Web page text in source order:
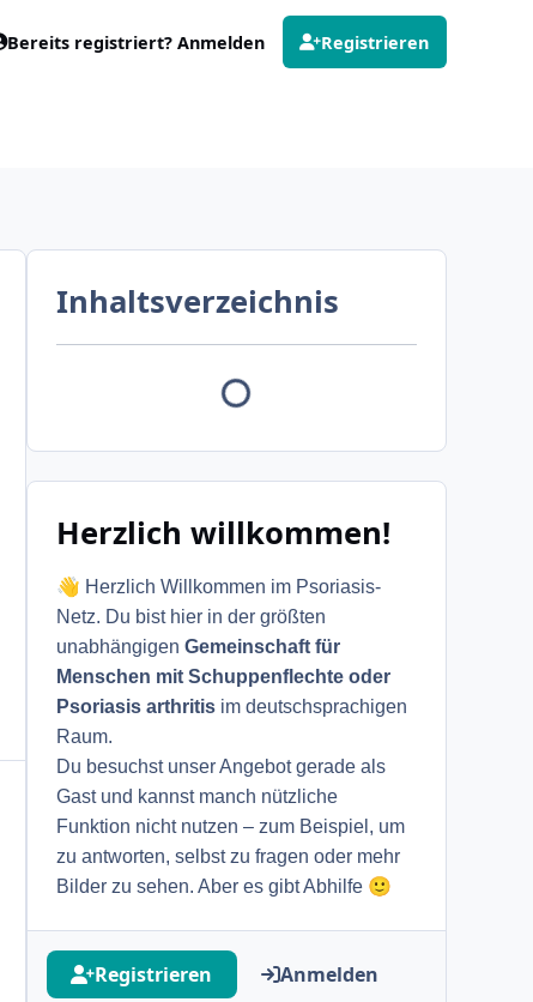
Bereits registriert? Anmelden Registrieren
Inhaltsverzeichnis
Herzlich willkommen!
👋 Herzlich Willkommen im Psoriasis-
Netz. Du bist hier in der größten
unabhängigenGemeinschaft für
Menschen mit Schuppenflechte oder
Psoriasis arthritis im deutschsprachigen
Raum.
Du besuchst unser Angebot gerade als
Gast und kannst manch nützliche
Funktion nicht nutzen – zum Beispiel, um
zu antworten, selbst zu fragen oder mehr
Bilder zu sehen. Aber es gibt Abhilfe 🙂
Registrieren Anmelden